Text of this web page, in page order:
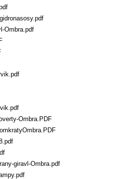
Ombra.pdf
Ombra.PDF
giravl-Ombra.pdf